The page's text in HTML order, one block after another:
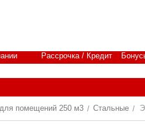
Рассрочка / Кредит
помещений 250 м3 / Стальные /